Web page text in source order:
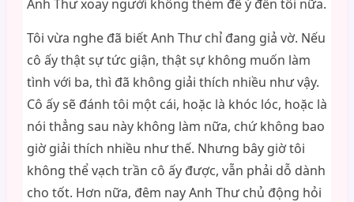
Anh Thư xoay người không thèm để ý đến tôi nữa.
Tôi vừa nghe đã biết Anh Thư chỉ đang giả vờ. Nếu
cô ấy thật sự tức giận, thật sự không muốn làm
tình với ba, thì đã không giải thích nhiều như vậy.
Cô ấy sẽ đánh tôi một cái, hoặc là khóc lóc, hoặc là
nói thẳng sau này không làm nữa, chứ không bao
giờ giải thích nhiều như thế. Nhưng bây giờ tôi
không thể vạch trần cô ấy được, vẫn phải dỗ dành
cho tốt. Hơn nữa, đêm nay Anh Thư chủ động hỏi